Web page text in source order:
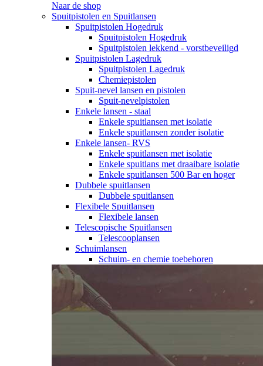
Naar de shop
Spuitpistolen en Spuitlansen
Spuitpistolen Hogedruk
Spuitpistolen Hogedruk
Spuitpistolen lekkend - vorstbeveiligd
Spuitpistolen Lagedruk
Spuitpistolen Lagedruk
Chemiepistolen
Spuit-nevel lansen en pistolen
Spuit-nevelpistolen
Enkele lansen - staal
Enkele spuitlansen met isolatie
Enkele spuitlansen zonder isolatie
Enkele lansen- RVS
Enkele spuitlansen met isolatie
Enkele spuitlans met draaibare isolatie
Enkele spuitlansen 500 Bar en hoger
Dubbele spuitlansen
Dubbele spuitlansen
Flexibele Spuitlansen
Flexibele lansen
Telescopische Spuitlansen
Telescooplansen
Schuimlansen
Schuim- en chemie toebehoren